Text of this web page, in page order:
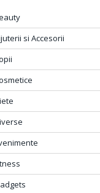
si Accesorii